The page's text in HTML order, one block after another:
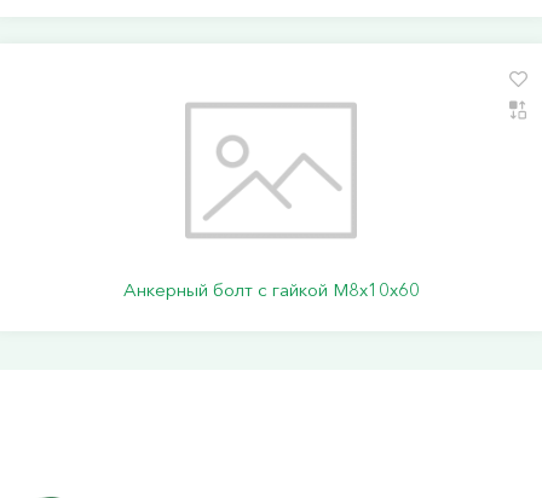
Анкерный болт с гайкой М8х10х60